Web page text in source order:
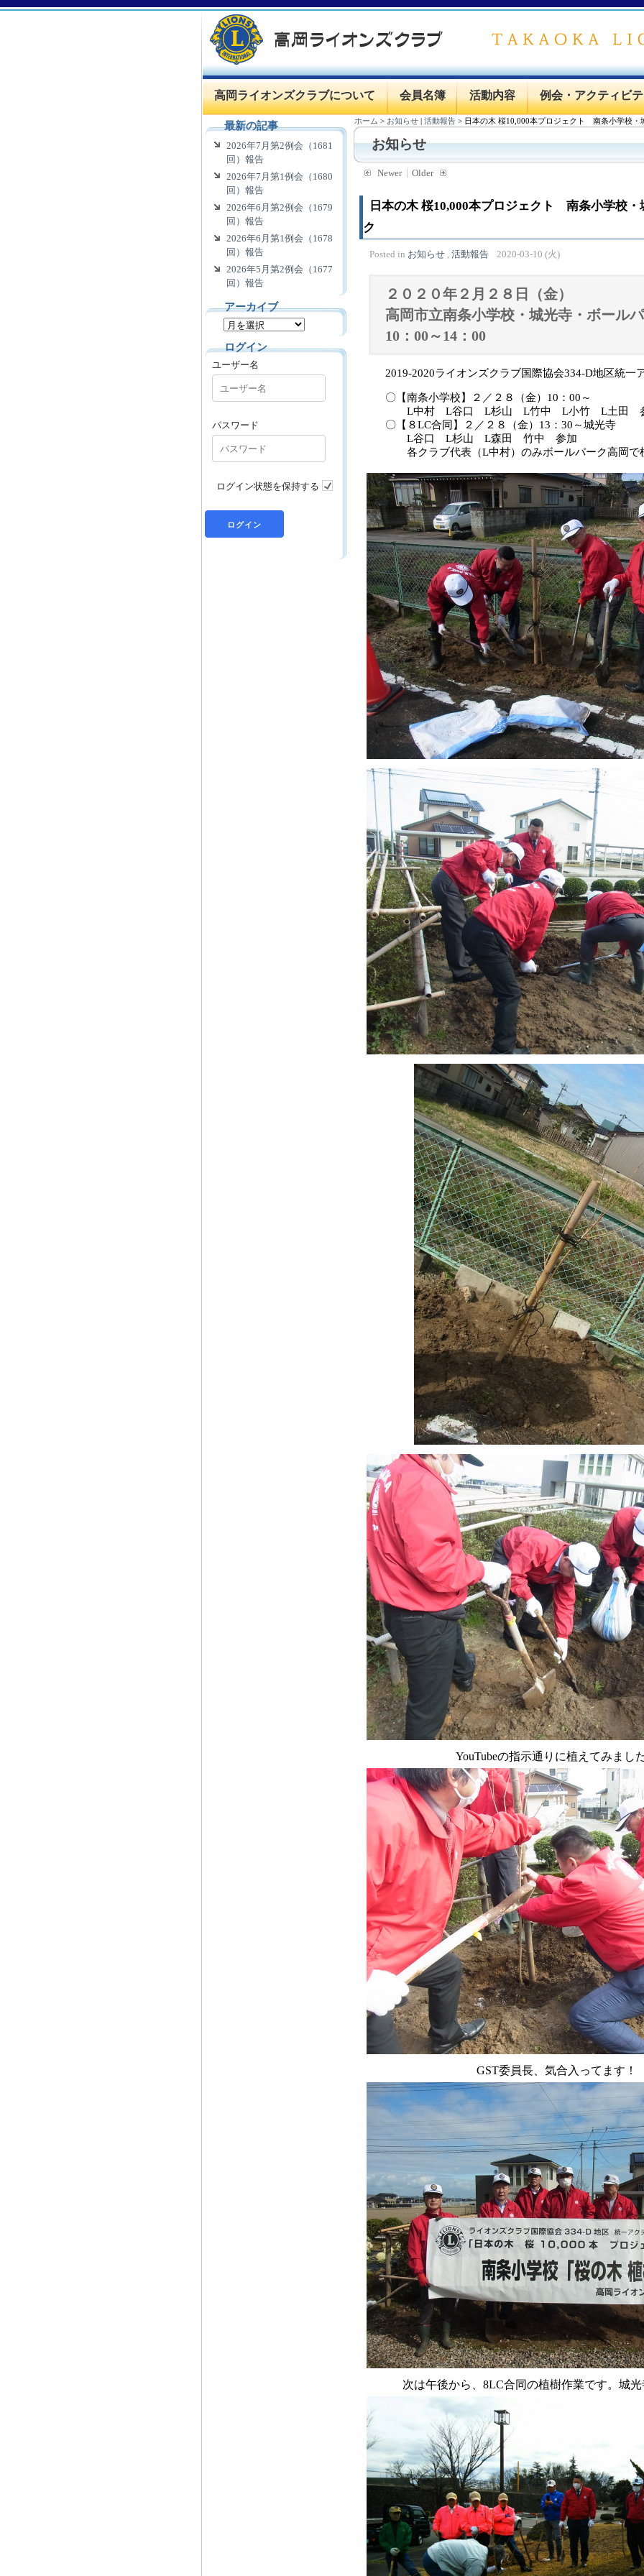
高岡ライオンズクラブについて 会員名簿 活動内容 例会・アクティビ
ホーム > お知らせ |活動報告 > 日本の木 桜10,000本プロジェクト 南条小学校・
お知らせ
Newer Older
日本の木 桜10,000本プロジェクト 南条小学校・
ク
Posted in お知らせ ,活動報告 2020-03-10 (火)
２０２０年２月２８日（金）
高岡市立南条小学校・城光寺・ボール
10：00～14：00
2019-2020ライオンズクラブ国際協会334-D地区統一
〇【南条小学校】２／２８（金）10：00～
L中村 L谷口 L杉山 L竹中 L小竹 L土田
〇【８LC合同】２／２８（金）13：30～城光寺
L谷口 L杉山 L森田 竹中 参加
各クラブ代表（L中村）のみボールパーク高岡で
YouTubeの指示通りに植えてみまし
GST委員長、気合入ってます！
次は午後から、8LC合同の植樹作業です。城
最新の記事
2026年7月第2例会（1681
回）報告
2026年7月第1例会（1680
回）報告
2026年6月第2例会（1679
回）報告
2026年6月第1例会（1678
回）報告
2026年5月第2例会（1677
回）報告
アーカイブ
ログイン
ユーザー名
パスワード
ログイン状態を保持する